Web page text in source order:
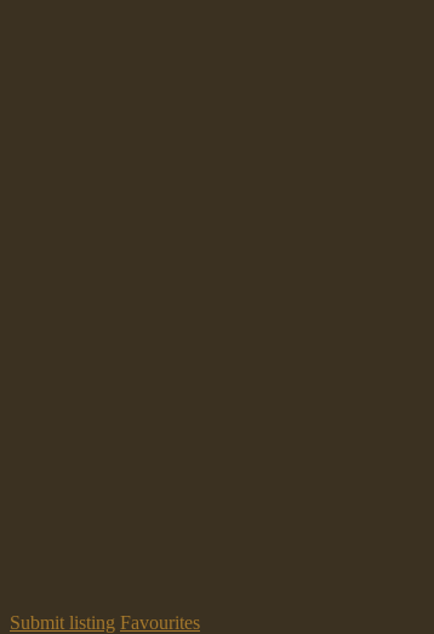
Submit listing Favourites